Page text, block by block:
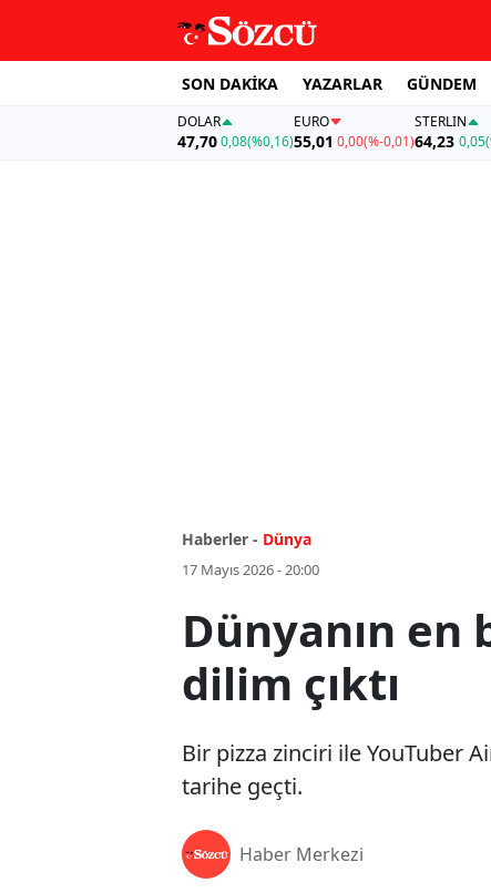
SON DAKİKA YAZARLAR GÜNDEM
DOLAR
47,700,08(%0,16)
EURO
55,01 0,00(%-0,01)
STERLIN
64,23 0,05
Haberler - Dünya
17 Mayıs 2026 - 20:00
Dünyanın en
dilim çıktı
Bir pizza zinciri ile YouTuber
tarihe geçti.
Haber Merkezi